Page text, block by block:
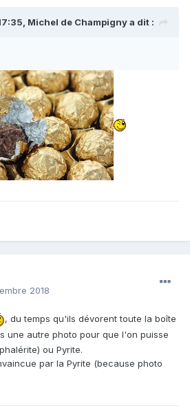
Michel de Champignya dit :
2018
, du temps qu'ils dévorent toute la boîte
une autre photo pour que l'on puisse
ou Pyrite.
par la Pyrite (because photo